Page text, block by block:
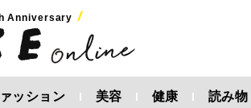
Anniversary
ッション 美容 健康 読み物